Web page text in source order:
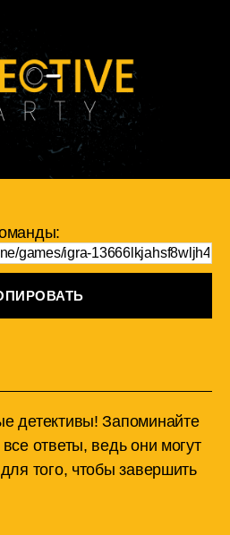
детективы! Запоминайте
ответы, ведь они могут
того, чтобы завершить